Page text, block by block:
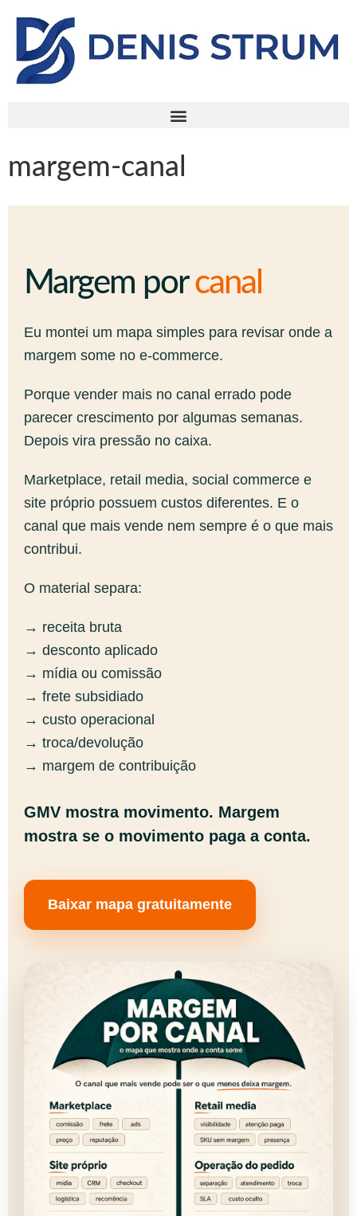
margem-canal
Margem porcanal
Eu montei um mapa simples para revisar onde a
margem some no e-commerce.
Porque vender mais no canal errado pode
parecer crescimento por algumas semanas.
Depois vira pressão no caixa.
Marketplace, retail media, social commerce e
site próprio possuem custos diferentes. E o
canal que mais vende nem sempre é o que mais
contribui.
O material separa:
→ receita bruta
→ desconto aplicado
→ mídia ou comissão
→ frete subsidiado
→ custo operacional
→ troca/devolução
→ margem de contribuição
GMV mostra movimento. Margem
mostra se o movimento paga a conta.
Baixar mapa gratuitamente